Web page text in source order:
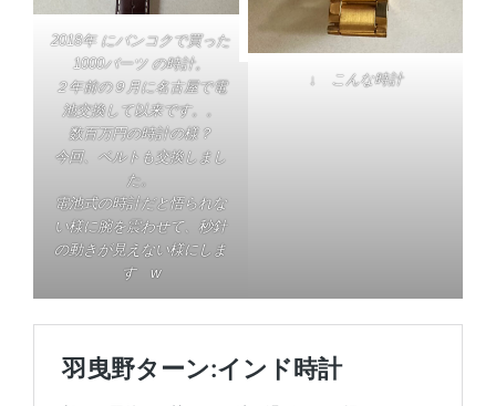
2018年 にバンコクで買った
1000バーツ の時計。
２年前の９月に名古屋で電
池交換して以来です。。
数百万円の時計の様？
今回、ベルトも交換しまし
た。
電池式の時計だと悟られな
い様に腕を震わせて、秒針
の動きが見えない様にしま
す w
↓ こんな時計